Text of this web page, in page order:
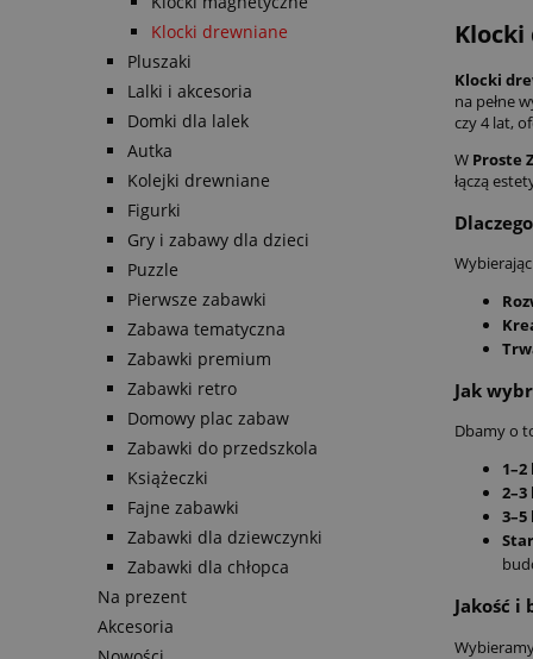
Klocki drewniane
Pluszaki
Lalki i akcesoria
Domki dla lalek
Autka
Kolejki drewniane
Figurki
Gry i zabawy dla dzieci
Puzzle
Pierwsze zabawki
Zabawa tematyczna
Zabawki premium
Zabawki retro
Domowy plac zabaw
Zabawki do przedszkola
Książeczki
Fajne zabawki
Zabawki dla dziewczynki
Zabawki dla chłopca
Na prezent
Akcesoria
Klocki
na pełne
czy 4 lat,
W Proste
łączą
Jak
Dbamy o
Jakość i